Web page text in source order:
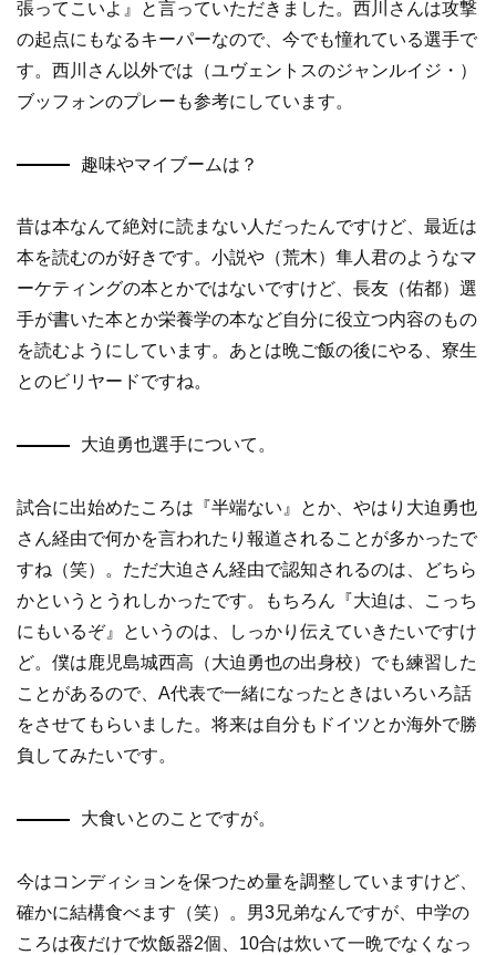
張ってこいよ』と言っていただきました。西川さんは攻撃
の起点にもなるキーパーなので、今でも憧れている選手で
す。西川さん以外では（ユヴェントスのジャンルイジ・）
ブッフォンのプレーも参考にしています。
趣味やマイブームは？
昔は本なんて絶対に読まない人だったんですけど、最近は
本を読むのが好きです。小説や（荒木）隼人君のようなマ
ーケティングの本とかではないですけど、長友（佑都）選
手が書いた本とか栄養学の本など自分に役立つ内容のもの
を読むようにしています。あとは晩ご飯の後にやる、寮生
とのビリヤードですね。
大迫勇也選手について。
試合に出始めたころは『半端ない』とか、やはり大迫勇也
さん経由で何かを言われたり報道されることが多かったで
すね（笑）。ただ大迫さん経由で認知されるのは、どちら
かというとうれしかったです。もちろん『大迫は、こっち
にもいるぞ』というのは、しっかり伝えていきたいですけ
ど。僕は鹿児島城西高（大迫勇也の出身校）でも練習した
ことがあるので、A代表で一緒になったときはいろいろ話
をさせてもらいました。将来は自分もドイツとか海外で勝
負してみたいです。
大食いとのことですが。
今はコンディションを保つため量を調整していますけど、
確かに結構食べます（笑）。男3兄弟なんですが、中学の
ころは夜だけで炊飯器2個、10合は炊いて一晩でなくなっ